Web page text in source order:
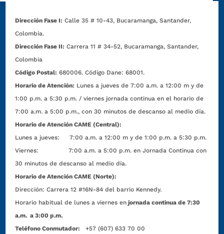
Dirección Fase I: Calle 35 # 10-43, Bucaramanga, Santander,
Colombia.
Dirección Fase II: Carrera 11 # 34-52, Bucaramanga, Santander,
Colombia
Código Postal: 680006. Código Dane: 68001.
Horario de Atención: Lunes a jueves de 7:00 a.m. a 12:00 m y de
1:00 p.m. a 5:30 p.m. / viernes jornada continua en el horario de
7:00 a.m. a 5:00 p.m., con 30 minutos de descanso al medio día.
Horario de Atención CAME (Central):
Lunes a jueves: 7:00 a.m. a 12:00 m y de 1:00 p.m. a 5:30 p.m.
Viernes: 7:00 a.m. a 5:00 p.m. en Jornada Continua con
30 minutos de descanso al medio día.
Horario de Atención CAME (Norte):
Dirección:Carrera 12 #16N-84 del barrio Kennedy.
Horario habitual de lunes a viernes en jornada continua de 7:30
a.m. a 3:00 p.m.
Teléfono Conmutador:
+57 (607) 633 70 00